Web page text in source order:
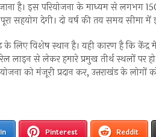
जाना है। इस परियोजना के माध्यम से लगभग
सहयोग देगी। दो वर्ष की तय समय सीमा में
के लिए विशेष स्थान है। यही कारण है कि
रेल लाइन से लेकर हमारे प्रमुख तीर्थ स्थलों
को मंजूरी प्रदान कर, उत्तराखंड के
Pinterest Reddit